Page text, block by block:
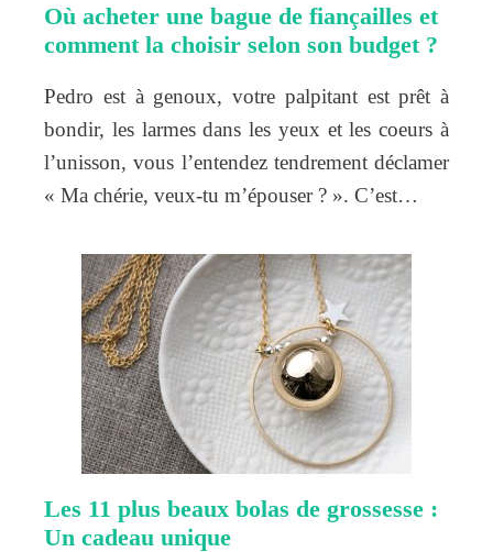
Où acheter une bague de fiançailles et
comment la choisir selon son budget ?
Pedro est à genoux, votre palpitant est prêt à
bondir, les larmes dans les yeux et les coeurs à
l’unisson, vous l’entendez tendrement déclamer
« Ma chérie, veux-tu m’épouser ? ». C’est…
Les 11 plus beaux bolas de grossesse :
Un cadeau unique